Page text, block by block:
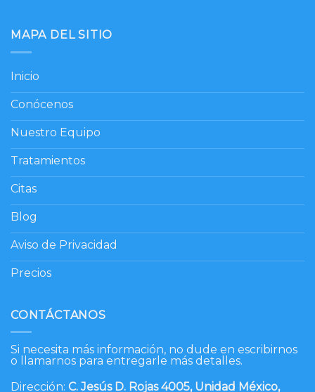
MAPA DEL SITIO
Inicio
Conócenos
Nuestro Equipo
Tratamientos
Citas
Blog
Aviso de Privacidad
Precios
CONTÁCTANOS
Si necesita más información, no dude en escribirnos
o llamarnos para entregarle más detalles.
Dirección: C. Jesús D. Rojas 4005, Unidad México,